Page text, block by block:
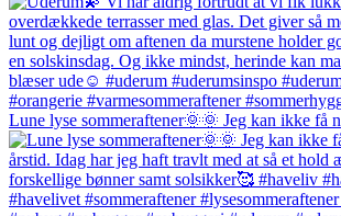
Lune lyse sommeraftener🌞🌞 Jeg kan ikke få n